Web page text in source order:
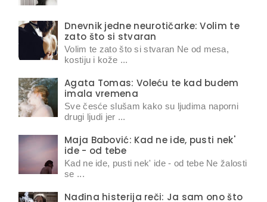
Dnevnik jedne neurotičarke: Volim te
zato što si stvaran
Volim te zato što si stvaran Ne od mesa,
kostiju i kože ...
Agata Tomas: Voleću te kad budem
imala vremena
Sve česće slušam kako su ljudima naporni
drugi ljudi jer ...
Maja Babović: Kad ne ide, pusti nek'
ide - od tebe
Kad ne ide, pusti nek' ide - od tebe Ne žalosti
se ...
Nađina histerija reči: Ja sam ono što